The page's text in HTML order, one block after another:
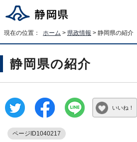
現在の位置： ホーム > 県政情報 > 静岡県の紹介
静岡県の紹介
いいね！
ページID1040217